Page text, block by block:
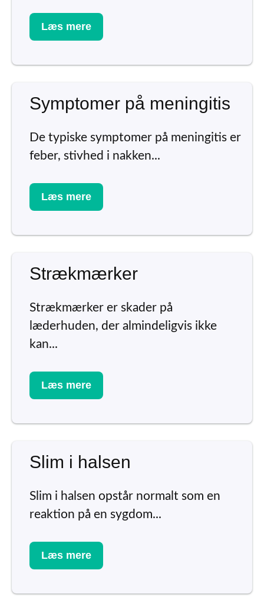
Læs mere
Symptomer på meningitis
De typiske symptomer på meningitis er
feber, stivhed i nakken...
Læs mere
Strækmærker
Strækmærker er skader på
læderhuden, der almindeligvis ikke
kan...
Læs mere
Slim i halsen
Slim i halsen opstår normalt som en
reaktion på en sygdom...
Læs mere